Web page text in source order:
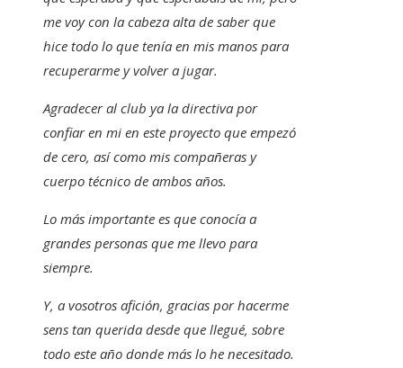
me voy con la cabeza alta de saber que
hice todo lo que tenía en mis manos para
recuperarme y volver a jugar.
Agradecer al club ya la directiva por
confiar en mi en este proyecto que empezó
de cero, así como mis compañeras y
cuerpo técnico de ambos años.
Lo más importante es que conocía a
grandes personas que me llevo para
siempre.
Y, a vosotros afición, gracias por hacerme
sens tan querida desde que llegué, sobre
todo este año donde más lo he necesitado.